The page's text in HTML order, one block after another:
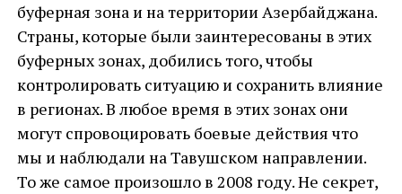
буферная зона и на территории Азербайджана.
Страны, которые были заинтересованы в этих
буферных зонах, добились того, чтобы
контролировать ситуацию и сохранить влияние
в регионах. В любое время в этих зонах они
могут спровоцировать боевые действия что
мы и наблюдали на Тавушском направлении.
То же самое произошло в 2008 году. Не секрет,